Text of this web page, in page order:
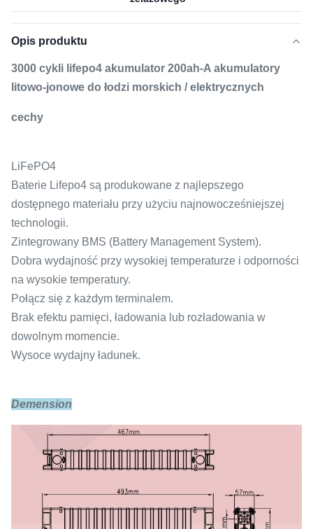
Opis produktu
3000 cykli lifepo4 akumulator 200ah-A akumulatory
litowo-jonowe do łodzi morskich / elektrycznych
cechy
LiFePO4
Baterie Lifepo4 są produkowane z najlepszego
dostępnego materiału przy użyciu najnowocześniejszej
technologii.
Zintegrowany BMS (Battery Management System).
Dobra wydajność przy wysokiej temperaturze i odporności
na wysokie temperatury.
Połącz się z każdym terminalem.
Brak efektu pamięci, ładowania lub rozładowania w
dowolnym momencie.
Wysoce wydajny ładunek.
Demension